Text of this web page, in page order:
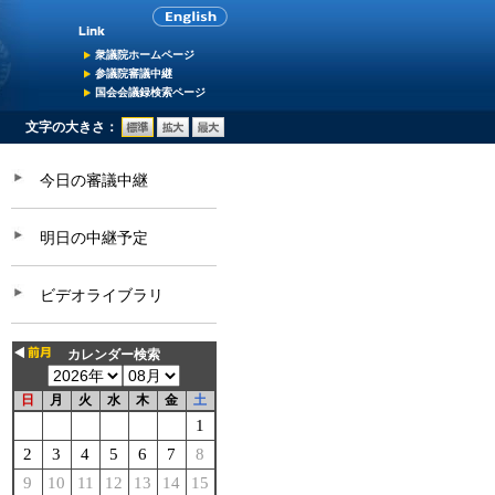
衆議院ホームページ
参議院審議中継
国会会議録検索ページ
文字の大きさ：
今日の審議中継
明日の中継予定
ビデオライブラリ
カレンダー検索
日 月 火 水 木 金 土
1
2
3 4 5 6 7
8
9
10 11 12 13 14
15